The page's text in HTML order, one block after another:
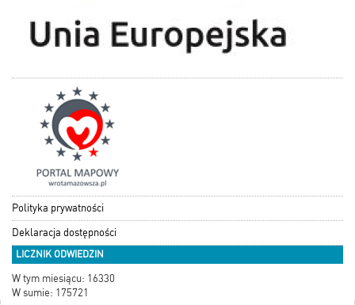
Polityka prywatności
Deklaracja dostępności
LICZNIK ODWIEDZIN
W tym miesiącu: 16330
W sumie: 175721